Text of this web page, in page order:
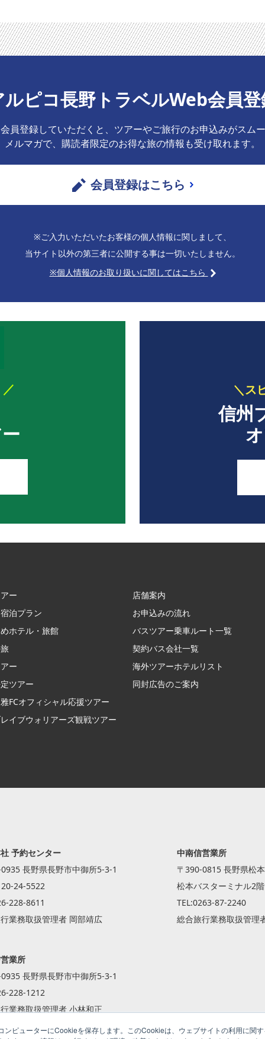
ンピューターにCookieを保存します。このCookieは、ウェブサイトの利用に関
ルピコ長野トラベルWeb会員登
員登録していただくと、ツアーやご旅行のお申込みがスムー
メルマガで、購読者限定のお得な旅の情報も受け取れます。
会員登録はこちら
※ご入力いただいたお客様の個人情報に関しまして、
当サイト以外の第三者に公開する事は一切いたしません。
※個人情報のお取り扱いに関してはこちら
＼ス
信州
ー
泊プラン
ホテル・旅館
ー
ツアー
FCオフィシャル応援ツアー
イブウォリアーズ観戦ツアー
店舗案内
お申込みの流れ
バスツアー乗車ルート一覧
契約バス会社一覧
海外ツアーホテルリスト
同封広告のご案内
予約センター
長野県長野市中御所5-3-1
24-5522
228-8611
業務取扱管理者 岡部靖広
業所
長野県長野市中御所5-3-1
228-1212
業務取扱管理者 小林和正
中南信営業所
〒390-0815 長野県松
松本バスターミナル2階
TEL:0263-87-2240
総合旅行業務取扱管